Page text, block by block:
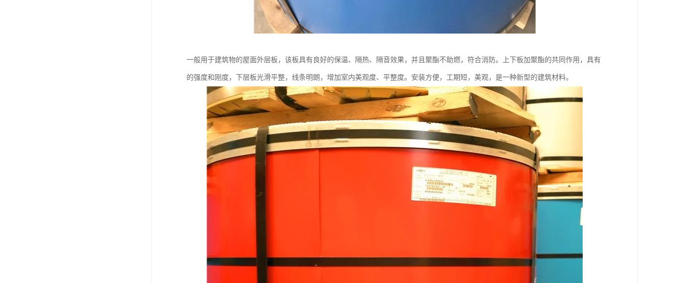
一般用于建筑物的屋面外层板，该板具有良好的保温、隔热、隔音效果，并且聚酯不助燃，符合消防。上下板加聚酯的共同作用，具有
的强度和刚度，下层板光滑平整，线条明朗，增加室内美观度、平整度。安装方便，工期短，美观，是一种新型的建筑材料。